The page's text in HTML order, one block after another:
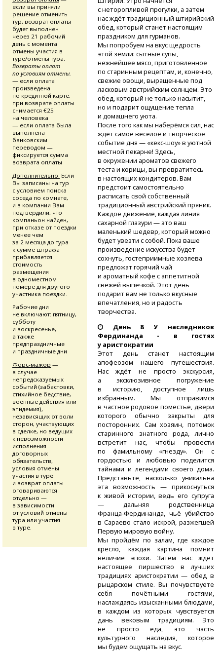
с неторопливой прогулки, а затем
нас ждёт традиционный штирийский
обед, который станет настоящим
праздником для гурманов.
Мы попробуем на вкус щедрость
этой земли: сытные супы,
нежнейшее мясо, приготовленное
по старинным рецептам, и, конечно,
свежие овощи, выращенные под
ласковым австрийским солнцем. Это
обед, который не только насытит,
но и подарит ощущение тепла
и домашнего уюта.
После того как мы наберёмся сил, нас
ждёт самое веселое и творческое
событие дня — «кекс-шоу»в уютной
местной пекарне! Здесь,
в окружении ароматов свежего
теста и корицы, вы превратитесь
в настоящих кондитеров. Вам
предстоит самостоятельно
расписать свой собственный
традиционный австрийский пряник.
Каждое движение, каждая линия
сахарной глазури — это ваш
маленький шедевр, который можно
будет увезти с собой. Пока ваше
произведение искусства будет
сохнуть, гостеприимные хозяева
предложат горячий чай
и ароматный кофе с аппетитной
свежей выпечкой. Этот день
подарит вам не только вкусные
впечатления, но и радость
творчества.
День 8 У наследников
Фердинанда - в гостях
у аристократии
Этот день станет настоящим
апофеозом нашего путешествия.
Нас ждёт не просто экскурсия,
а эксклюзивное погружение
в историю, доступное лишь
избранным. Мы отправимся
в частное родовое поместье, двери
которого обычно закрыты для
посторонних. Сам хозяин, потомок
старинного знатного рода, лично
встретит нас, чтобы провести
по фамильному «гнезду». Он с
гордостью и любовью поделится
тайнами и легендами своего дома.
Представьте, насколько уникальна
эта возможность — прикоснуться
к живой истории, ведь его супруга
— дальняя родственница
Франца-Фердинанда,чьё убийство
в Сараево стало искрой, разжегшей
Первую мировую войну.
Мы пройдём по залам, где каждое
кресло, каждая картина помнит
величие эпохи. Затем нас ждёт
настоящее пиршество в лучших
традициях аристократии — обед в
рыцарском стиле. Вы почувствуете
себя почётными гостями,
наслаждаясь изысканными блюдами,
в каждом из которых чувствуется
дань вековым традициям. Это
не просто еда, это часть
культурного наследия, которое
мы будем ощущать на вкус.
если вы приняли
решение отменить
тур, возврат оплаты
будет выполнен
через 21 рабочий
день с момента
отмены участия в
туре/отмены тура.
Возвраты оплат
по условиям отмены.
— если оплата
произведена
по кредитной карте,
при возврате оплаты
снимается €25
на человека
— если оплата была
выполнена
банковским
переводом —
фиксируется сумма
возврата оплаты
Дополнительно: Если
Вы записаны на тур
с условием поиска
соседа по комнате,
и в компании Вам
подтвердили, что
компаньон найден,
при отказе от поездки
менее чем
за 2 месяца до тура
к сумме штрафа
прибавляется
стоимость
размещения
в одноместном
номере для другого
участника поездки.
Рабочие дни
не включают: пятницу,
субботу
и воскресенье,
а также
предпраздничные
и праздничные дни
Форс-мажор —
в случае
непредсказуемых
событий (забастовки,
стихийное бедствие,
военные действия или
эпидемия),
независящих от воли
сторон, участвующих
в сделке, но ведущих
к невозможности
исполнения
договорных
обязательств,
условия отмены
участия в туре
и возврат оплаты
оговариваются
отдельно —
в зависимости
от условий отмены
тура или участия
в туре.